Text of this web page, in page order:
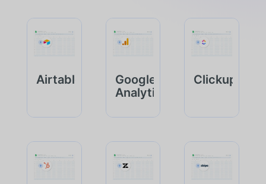
Airtable
Google
Analytics
Clickup